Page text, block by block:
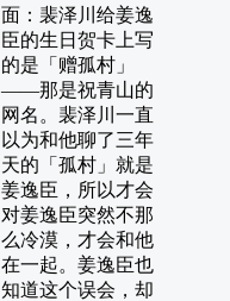
面：裴泽川给姜逸
臣的生日贺卡上写
的是「赠孤村」
——那是祝青山的
网名。裴泽川一直
以为和他聊了三年
天的「孤村」就是
姜逸臣，所以才会
对姜逸臣突然不那
么冷漠，才会和他
在一起。姜逸臣也
知道这个误会，却